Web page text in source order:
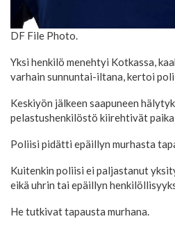
DF File Photo.
Yksi henkilö menehtyi Kotkassa,
varhain sunnuntai-iltana, kertoi
Keskiyön jälkeen saapuneen
pelastushenkilöstö kiirehtivät
Poliisi pidätti epäillyn murhasta
Kuitenkin poliisi ei paljastanut
eikä uhrin tai epäillyn
He tutkivat tapausta murhana.